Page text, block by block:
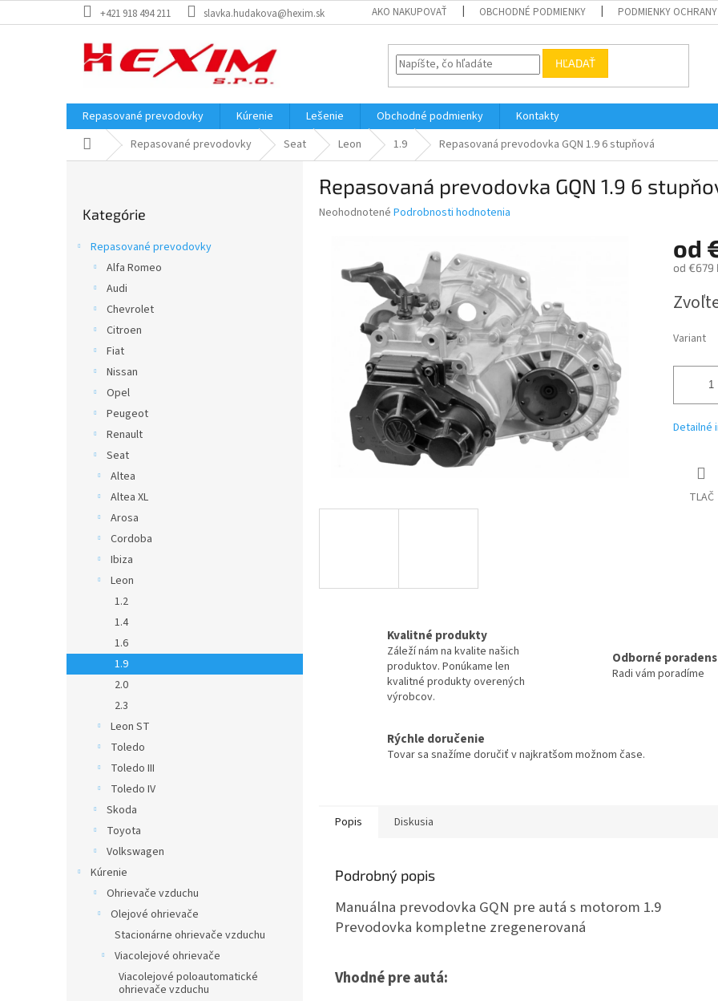
na
+421 918 494 211 slavka.hudakova@hexim.sk AKO NAKUPOVAŤ OBCHODNÉ PODMIENKY PODMIENKY OCHRANY
HĽADAŤ
Repasované prevodovky Kúrenie Lešenie Obchodné podmienky
Kontakty
DomovRepasované prevodovky Seat Leon 1.9 Repasovaná prevodovka GQN 1.9 6 stupňová
kategórie
Kategórie
Repasované prevodovky
Alfa Romeo
Audi
Chevrolet
Citroen
Fiat
Nissan
Opel
Peugeot
Renault
Seat
Altea
Altea XL
Arosa
Cordoba
Ibiza
Leon
1.2
1.4
1.6
1.9
2.0
2.3
Leon ST
Toledo
Toledo III
Toledo IV
Skoda
Toyota
Volkswagen
Kúrenie
Ohrievače vzduchu
Olejové ohrievače
Stacionárne ohrievače vzduchu
Viacolejové ohrievače
Viacolejové poloautomatické
ohrievače vzduchu
Repasovaná prevodovka GQN 1.9 6
Priemerné
hviezdičiek.
Neohodnotené Podrobnosti hodnotenia
od
od €679
cena:
Variant
Detailné
TLAČ
Kvalitné produkty
Záleží nám na kvalite našich
produktov. Ponúkame len
kvalitné produkty overených
výrobcov.
Odborné
Radi vám poradíme
Rýchle doručenie
Tovar sa snažíme doručiť v najkratšom možnom čase.
Popis Diskusia
Podrobný popis
Manuálna prevodovka GQN pre autá s motorom 1.9
Prevodovka kompletne zregenerovaná
Vhodné pre autá: